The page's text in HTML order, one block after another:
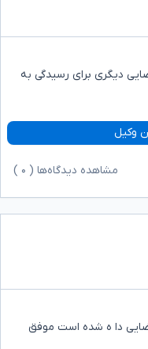
دیگری برای رسیدگی به
وکیل
مشاهده دیدگاه‌ها ( ۰
دا ه شده است موفق